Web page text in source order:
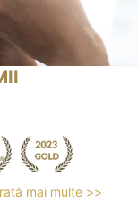
mai multe >>